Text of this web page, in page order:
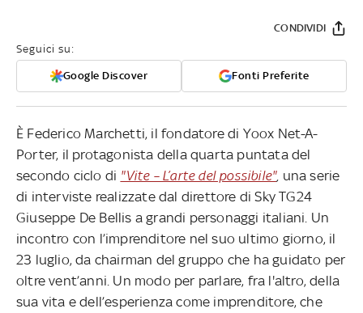
Seguici su:
Google Discover Fonti Preferite
CONDIVIDI
È Federico Marchetti, il fondatore di Yoox Net-A-
Porter, il protagonista della quarta puntata del
secondo ciclo di "Vite – L’arte del possibile", una serie
di interviste realizzate dal direttore di Sky TG24
Giuseppe De Bellis a grandi personaggi italiani. Un
incontro con l’imprenditore nel suo ultimo giorno, il
23 luglio, da chairman del gruppo che ha guidato per
oltre vent’anni. Un modo per parlare, fra l'altro, della
sua vita e dell’esperienza come imprenditore, che